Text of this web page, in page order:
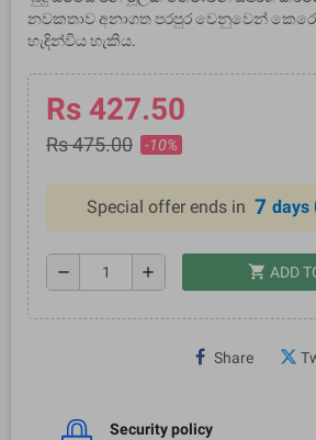
නවකතාව අනාගත පරපුර වෙනුවෙන්
හැඳින්විය හැකිය.
Rs 427.50
Rs 475.00 -10%
Special offer ends in 7 days
remove add shopping_cart ADD
Share
Security policy